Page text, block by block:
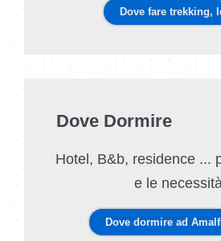
Dove fare trekking,
Dove Dormire
Hotel, B&b, residence ...
e le
Dove dormire ad